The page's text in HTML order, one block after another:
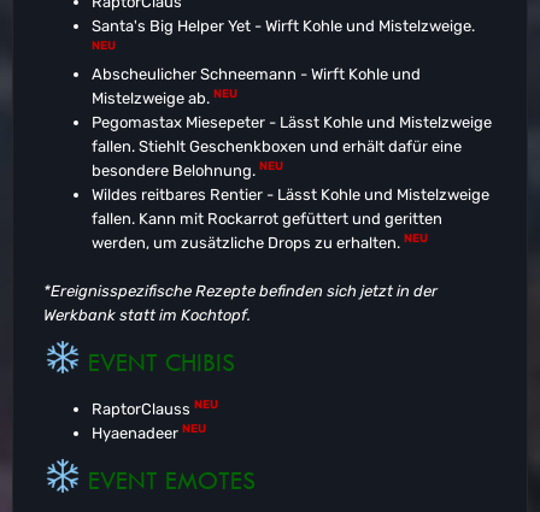
Santa's Big Helper Yet - Wirft Kohle und Mistelzweige.
NEU
Abscheulicher Schneemann - Wirft Kohle und
Mistelzweige ab. NEU
Pegomastax Miesepeter - Lässt Kohle und Mistelzweige
fallen. Stiehlt Geschenkboxen und erhält dafür eine
besondere Belohnung. NEU
Wildes reitbares Rentier - Lässt Kohle und Mistelzweige
fallen. Kann mit Rockarrot gefüttert und geritten
werden, um zusätzliche Drops zu erhalten. NEU
*Ereignisspezifische Rezepte befinden sich jetzt in der
Werkbank statt im Kochtopf.
EVENT CHIBIS
RaptorClauss NEU
Hyaenadeer NEU
EVENT EMOTES